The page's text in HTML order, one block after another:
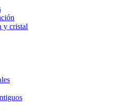
y cristal